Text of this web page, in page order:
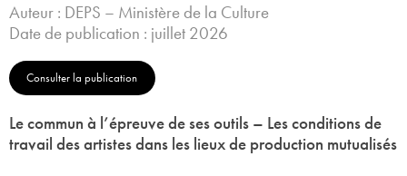
Auteur : DEPS – Ministère de la Culture
Date de publication : juillet 2026
Consulter la publication
Le commun à l’épreuve de ses outils – Les conditions de
travail des artistes dans les lieux de production mutualisés